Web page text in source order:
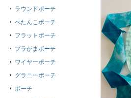
ラウンドポーチ
ぺたんこポーチ
フラットポーチ
プラがまポーチ
ワイヤーポーチ
グラニーポーチ
ポーチ